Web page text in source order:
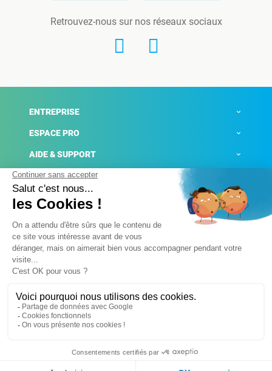
Retrouvez-nous sur nos réseaux sociaux
ENTREPRISE
ESPACE PRO
AIDE & SUPPORT
ACTUALITÉS
Mentions légales
Conditions générales de ventes
Plateforme de signalement